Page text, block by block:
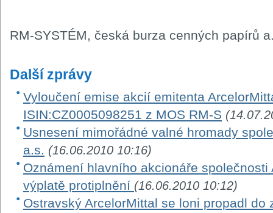
RM-SYSTÉM, česká burza cenných papírů
Další zprávy
Vyloučení emise akcií emitenta
ISIN:CZ0005098251 z MOS RM-S
Usnesení mimořádné valné hromady
a.s. (16.06.2010 10:16)
Oznámení hlavního akcionáře
výplatě protiplnění (16.06.2010 10:12)
Ostravský ArcelorMittal se loni propadl do